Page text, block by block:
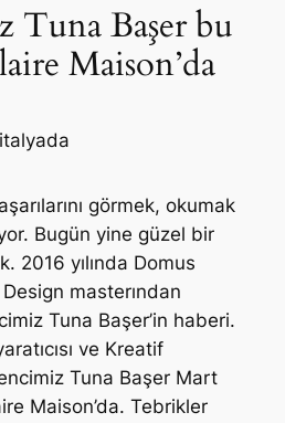
Tuna Başer bu
Maison’da
görmek, okumak
Bugün yine güzel bir
2016 yılında Domus
masterından
Tuna Başer’in haberi.
ve Kreatif
Tuna Başer Mart
Maison’da. Tebrikler